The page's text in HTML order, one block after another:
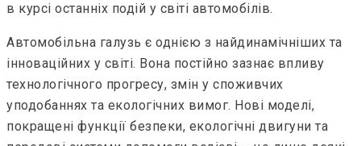
в курсі останніх подій у світі автомобілів.
Автомобільна галузь є однією з найдинамічніших та
інноваційних у світі. Вона постійно зазнає впливу
технологічного прогресу, змін у споживчих
уподобаннях та екологічних вимог. Нові моделі,
покращені функції безпеки, екологічні двигуни та